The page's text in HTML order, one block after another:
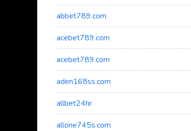
abbet789.com
acebet789.com
acebet789.com
aden168ss.com
allbet24hr
allone745s.com